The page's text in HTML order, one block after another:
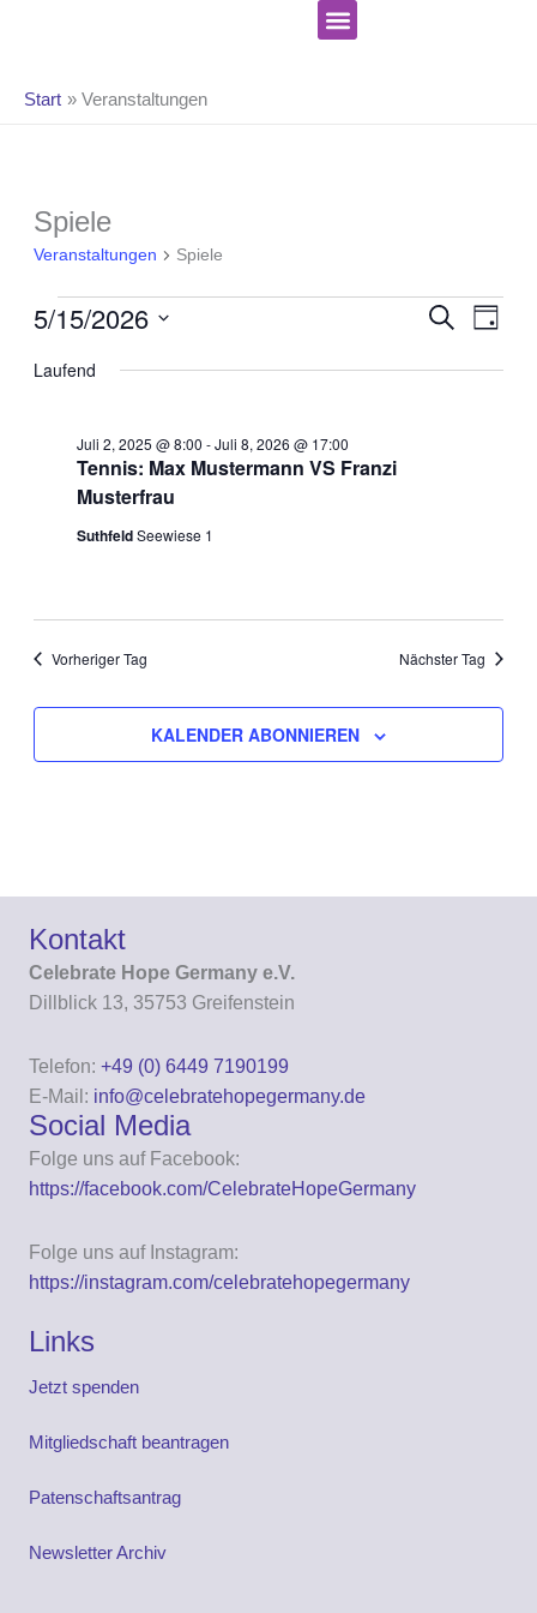
Start Veranstaltungen
Spiele
Veranstaltungen Spiele
Veranstaltungen
für
15,
2026
und
SUCHE
TAG
5/15/2026
wählen.
Laufend
Tennis: Max Mustermann VS Franzi
Musterfrau
Juli 2, 2025 @ 8:00 -Juli 8, 2026 @ 17:00
SuthfeldSeewiese 1
Vorheriger Tag Nächster Tag
KALENDER ABONNIEREN
Kontakt
Celebrate Hope Germany e.V.
Dillblick 13, 35753 Greifenstein
Telefon: +49 (0) 6449 7190199
E-Mail: info@celebratehopegermany.de
Social Media
Folge uns auf Facebook:
https://facebook.com/CelebrateHopeGermany
Folge uns auf Instagram:
https://instagram.com/celebratehopegermany
Links
Jetzt spenden
Mitgliedschaft beantragen
Patenschaftsantrag
Newsletter Archiv